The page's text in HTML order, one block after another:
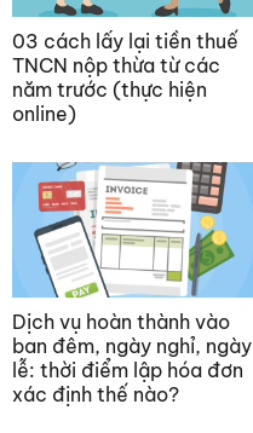
03 cách lấy lại tiền thuế
TNCN nộp thừa từ các
năm trước (thực hiện
online)
Dịch vụ hoàn thành vào
ban đêm, ngày nghỉ, ngày
lễ: thời điểm lập hóa đơn
xác định thế nào?